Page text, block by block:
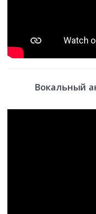
Вокальный